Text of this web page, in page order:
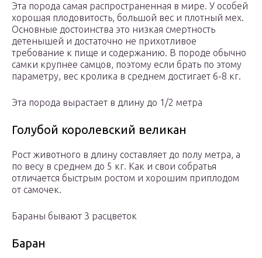
Эта порода самая распространенная в мире. У особей
хорошая плодовитость, большой вес и плотный мех.
Основные достоинства это низкая смертность
детенышей и достаточно не прихотливое
требование к пище и содержанию. В породе обычно
самки крупнее самцов, поэтому если брать по этому
параметру, вес кролика в среднем достигает 6-8 кг.
Эта порода вырастает в длину до 1/2 метра
Голубой королевский великан
Рост животного в длину составляет до полу метра, а
по весу в среднем до 5 кг. Как и свои собратья
отличается быстрым ростом и хорошим приплодом
от самочек.
Бараны бывают 3 расцветок
Баран